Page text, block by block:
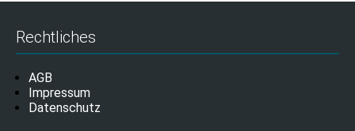
Rechtliches
AGB
Impressum
Datenschutz